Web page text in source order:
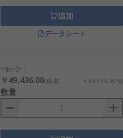
追加
データシート
1個小計：
￥49,436.00(税抜) ￥49,436.00/個
数量